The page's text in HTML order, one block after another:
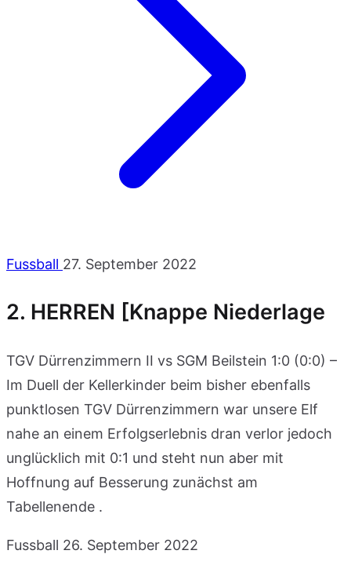
Fussball 27. September 2022
2. HERREN [Knappe Niederlage
TGV Dürrenzimmern II vs SGM Beilstein 1:0 (0:0) –
Im Duell der Kellerkinder beim bisher ebenfalls
punktlosen TGV Dürrenzimmern war unsere Elf
nahe an einem Erfolgserlebnis dran verlor jedoch
unglücklich mit 0:1 und steht nun aber mit
Hoffnung auf Besserung zunächst am
Tabellenende .
Fussball 26. September 2022